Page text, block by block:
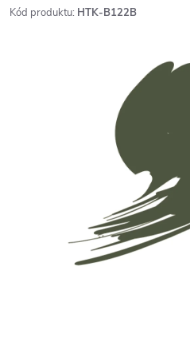
Kód produktu: HTK-B122B